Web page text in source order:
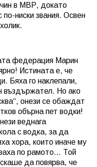
чин в МВР, докато
ниски звания. Освен
федерация Марин
Истината е, че
Бяха го наклепали,
въздържател. Но ако
онези се обаждат
обърна пет водки!
веднага
с водка, за да
хора, които иначе му
по рамото… Той
да повярва, че